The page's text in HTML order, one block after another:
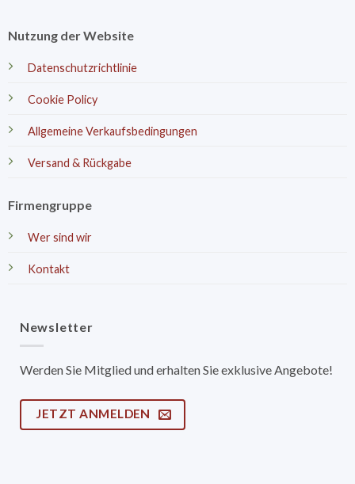
Nutzung der Website
Datenschutzrichtlinie
Cookie Policy
Allgemeine Verkaufsbedingungen
Versand & Rückgabe
Firmengruppe
Wer sind wir
Kontakt
Newsletter
Werden Sie Mitglied und erhalten Sie exklusive Angebote!
JETZT ANMELDEN